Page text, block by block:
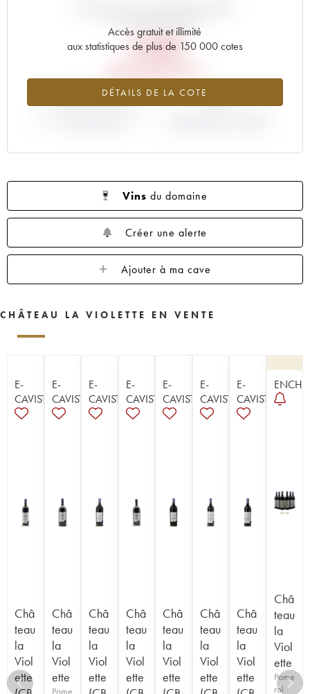
1962 1955 ----
Accès gratuit et illimité
aux statistiques de plus de 150 000 cotes
DÉTAILS DE LA COTE
252€
-30.13%
Vins du domaine
Créer une alerte
Ajouter à ma cave
CHÂTEAU LA VIOLETTE EN VENTE
E-
CAVISTE
Châ
teau
la
Viol
ette
E-
CAVISTE
Châ
teau
la
Viol
ette
Pome
E-
CAVISTE
Châ
teau
la
Viol
ette
E-
CAVISTE
Châ
teau
la
Viol
ette
E-
CAVISTE
Châ
teau
la
Viol
ette
E-
CAVISTE
Châ
teau
la
Viol
ette
E-
CAVISTE
Châ
teau
la
Viol
ette
Châ
teau
la
Viol
ette
Pome
rol